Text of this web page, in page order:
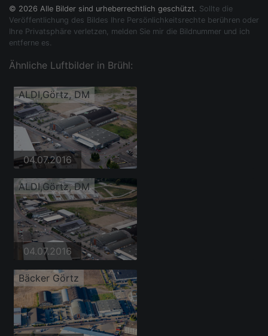
© 2026 Alle Bilder sind urheberrechtlich geschützt. Sollte die
Veröffentlichung des Bildes Ihre Persönlichkeitsrechte berühren oder
Ihre Privatsphäre verletzen, melden Sie mir die Bildnummer und ich
entferne es.
Ähnliche Luftbilder in Brühl:
ALDI,Görtz, DM
04.07.2016
ALDI,Görtz, DM
04.07.2016
Bäcker Görtz